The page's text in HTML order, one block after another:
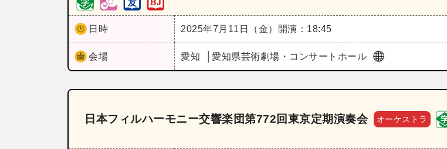
日時 2025年7月11日（金） 開演：18:45
会場 愛知 愛知県芸術劇場・コンサートホール
日本フィルハーモニー交響楽団第772回東京定期演奏会 オーケストラ